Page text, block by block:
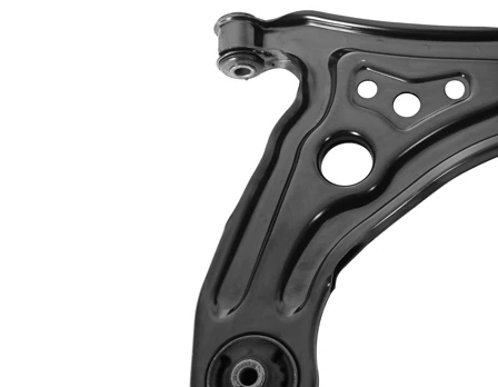
sentetik yağ ile
Taşıyıcı/kılavuz
Üçgen bugi
VKDS 820001
B